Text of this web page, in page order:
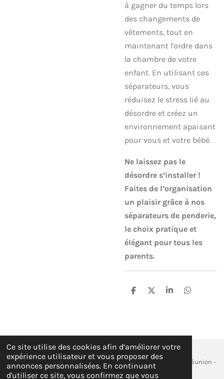
Ce site utilise des cookies afin d’améliorer votre
expérience utilisateur et vous proposer des
annonces personnalisées. En continuant
d'utiliser ce site, vous confirmez que vous
à gagner du temps lors
des changements de
vêtements, tout en
maintenant l'ordre dans
la chambre de votre
enfant. En utilisant ces
séparateurs, vous
réduisez le stress lié au
désordre et créez un
environnement apaisant
pour vous et votre bébé.
Ne laissez pas le
désordre s’installer !
Faites de l’organisation
un plaisir grâce à nos
séparateurs de penderie,
le choix pratique et
élégant pour tous les
parents.
P
r
P
r
P
r
P
© 2026 EI cococinelle_crea - Siège social : Sainte- Marie, La Réunion -
Email : c.cococinellecrea@gmail.com - SIREN: 101 546 182